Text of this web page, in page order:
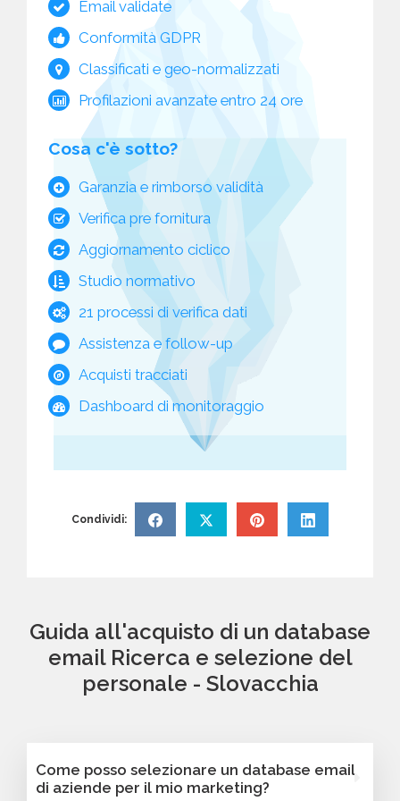
Email validate
Conformità GDPR
Classificati e geo-normalizzati
Profilazioni avanzate entro 24 ore
Cosa c'è sotto?
Garanzia e rimborso validità
Verifica pre fornitura
Aggiornamento ciclico
Studio normativo
21 processi di verifica dati
Assistenza e follow-up
Acquisti tracciati
Dashboard di monitoraggio
Condividi:
Guida all'acquisto di un database
email Ricerca e selezione del
personale - Slovacchia
Come posso selezionare un database email
di aziende per il mio marketing?